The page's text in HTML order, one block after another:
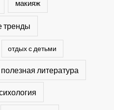
макияж
тренды
отдых с детьми
полезная литература